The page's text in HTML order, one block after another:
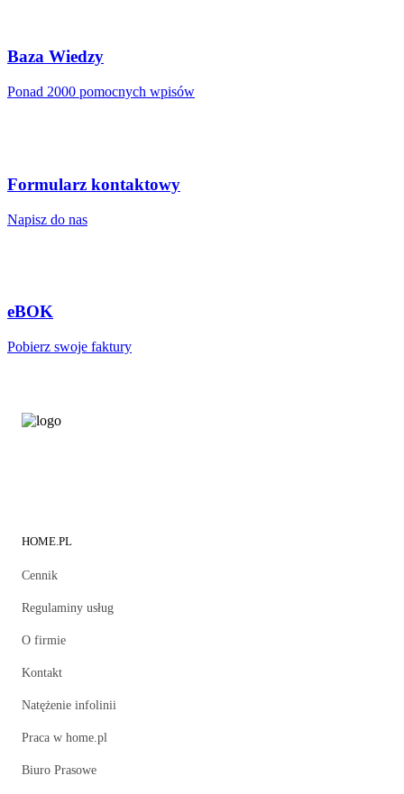
Baza Wiedzy
Ponad 2000 pomocnych wpisów
Formularz kontaktowy
Napisz do nas
eBOK
Pobierz swoje faktury
HOME.PL
Cennik
Regulaminy usług
O firmie
Kontakt
Natężenie infolinii
Praca w home.pl
Biuro Prasowe